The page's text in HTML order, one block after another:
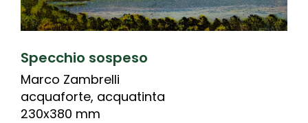
Specchio sospeso
Marco Zambrelli
acquaforte, acquatinta
230x380 mm